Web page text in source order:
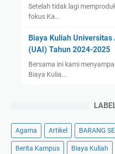
Setelah tidak lagi
fokus Ka…
Biaya Kuliah
(UAI) Tahun 2024-2025
Bersama ini kami
Biaya Kulia…
Agama Artikel BARANG
Berita Kampus Biaya Kuliah